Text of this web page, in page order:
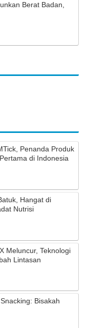
Berat Badan,
Penanda Produk
di Indonesia
Hangat di
Nutrisi
Meluncur, Teknologi
Lintasan
Bisakah